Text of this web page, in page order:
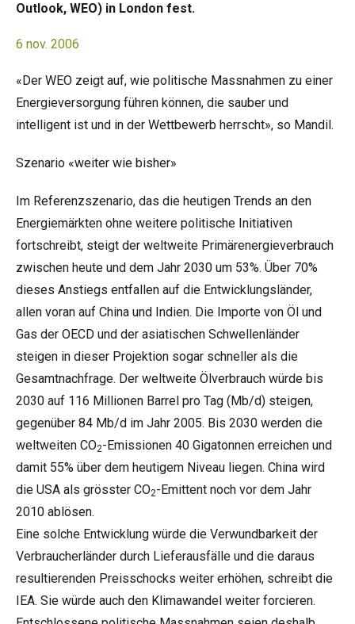
Outlook, WEO) in London fest.
6 nov. 2006
«Der WEO zeigt auf, wie politische Massnahmen zu einer
Energieversorgung führen können, die sauber und
intelligent ist und in der Wettbewerb herrscht», so Mandil.
Szenario «weiter wie bisher»
Im Referenzszenario, das die heutigen Trends an den
Energiemärkten ohne weitere politische Initiativen
fortschreibt, steigt der weltweite Primärenergieverbrauch
zwischen heute und dem Jahr 2030 um 53%. Über 70%
dieses Anstiegs entfallen auf die Entwicklungsländer,
allen voran auf China und Indien. Die Importe von Öl und
Gas der OECD und der asiatischen Schwellenländer
steigen in dieser Projektion sogar schneller als die
Gesamtnachfrage. Der weltweite Ölverbrauch würde bis
2030 auf 116 Millionen Barrel pro Tag (Mb/d) steigen,
gegenüber 84 Mb/d im Jahr 2005. Bis 2030 werden die
weltweiten CO2-Emissionen 40 Gigatonnen erreichen und
damit 55% über dem heutigem Niveau liegen. China wird
die USA als grösster CO2-Emittent noch vor dem Jahr
2010 ablösen.
Eine solche Entwicklung würde die Verwundbarkeit der
Verbraucherländer durch Lieferausfälle und die daraus
resultierenden Preisschocks weiter erhöhen, schreibt die
IEA. Sie würde auch den Klimawandel weiter forcieren.